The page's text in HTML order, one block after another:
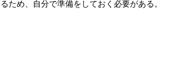
るため、自分で準備をしておく必要がある。